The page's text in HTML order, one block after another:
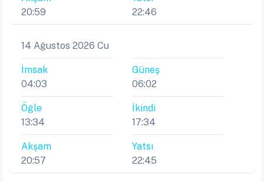
20:59
22:46
14 Ağustos 2026 Cu
İmsak
04:03
Güneş
06:02
Öğle
13:34
İkindi
17:34
Akşam
20:57
Yatsı
22:45